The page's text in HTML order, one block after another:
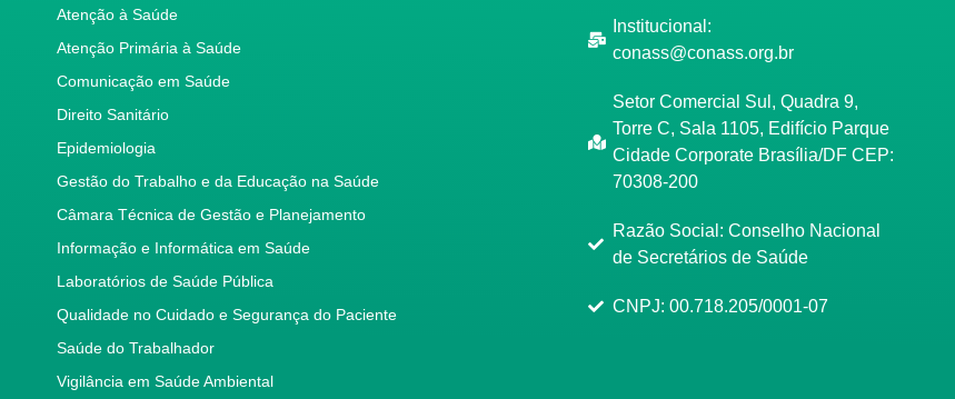
Atenção à Saúde
Atenção Primária à Saúde
Comunicação em Saúde
Direito Sanitário
Epidemiologia
Gestão do Trabalho e da Educação na Saúde
Câmara Técnica de Gestão e Planejamento
Informação e Informática em Saúde
Laboratórios de Saúde Pública
Qualidade no Cuidado e Segurança do Paciente
Saúde do Trabalhador
Vigilância em Saúde Ambiental
Institucional:
conass@conass.org.br
Setor Comercial Sul, Quadra 9,
Torre C, Sala 1105, Edifício Parque
Cidade Corporate Brasília/DF CEP:
70308-200
Razão Social: Conselho Nacional
de Secretários de Saúde
CNPJ: 00.718.205/0001-07